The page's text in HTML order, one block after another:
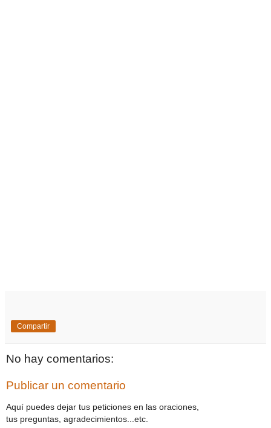
Compartir
No hay comentarios:
Publicar un comentario
Aquí puedes dejar tus peticiones en las oraciones,
tus preguntas, agradecimientos...etc.